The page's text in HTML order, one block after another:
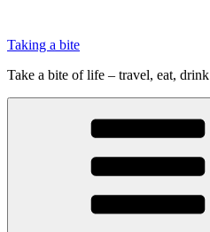
indhold
Taking a bite
Take a bite of life – travel, eat, drink